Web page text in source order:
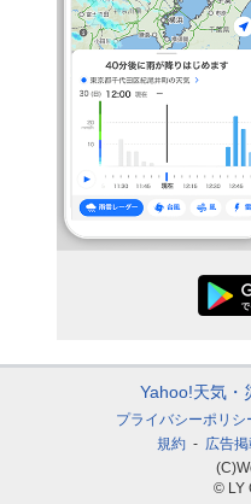
Yahoo!天気・
プライバシーポリシ
規約
広告
© LY